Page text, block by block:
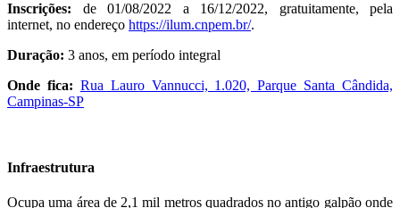
Inscrições: de 01/08/2022 a 16/12/2022, gratuitamente, pela
internet, no endereço https://ilum.cnpem.br/.
Duração: 3 anos, em período integral
Onde fica: Rua Lauro Vannucci, 1.020, Parque Santa Cândida,
Campinas-SP
Infraestrutura
Ocupa uma área de 2,1 mil metros quadrados no antigo galpão onde